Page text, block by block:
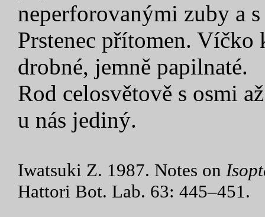
neperforovanými zuby a
Prstenec přítomen.
drobné, jemně papilnaté.
Rod celosvětově s osmi
u nás jediný.
Iwatsuki Z. 1987. Notes on
Hattori Bot. Lab. 63: 445–451.